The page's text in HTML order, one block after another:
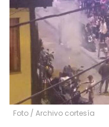
Foto / Archivo cortesía